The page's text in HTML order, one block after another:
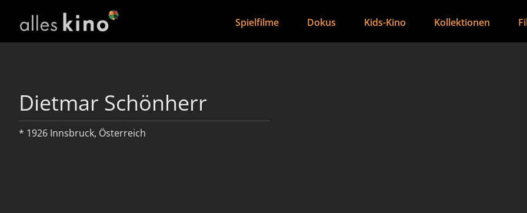
Spielfilme Dokus Kids-Kino Kollektionen
Dietmar Schönherr
* 1926 Innsbruck, Österreich